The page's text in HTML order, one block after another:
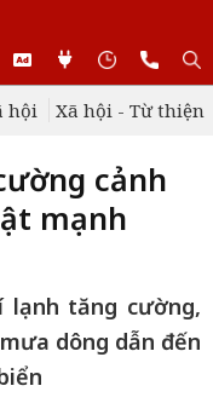
hội Xã hội - Từ thiện
cảnh
mạnh
lạnh tăng cường,
dông dẫn đến